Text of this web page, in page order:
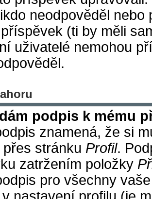
neodpověděl
(ti by měli
uživatelé nemohou
podpis k mému
znamená, že si
přes stránku Profil.
zatržením položky
pro všechny